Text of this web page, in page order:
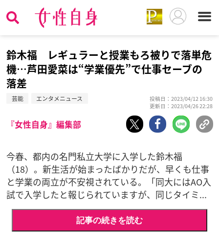
鈴木福 レギュラーと授業もろ被りで落単危
機…芦田愛菜は“学業優先”で仕事セーブの
落差
芸能 エンタメニュース
投稿日：2023/04/12 16:30
更新日：2023/04/26 22:28
『女性自身』編集部
今春、都内の名門私立大学に入学した鈴木福
（18）。新生活が始まったばかりだが、早くも仕事
と学業の両立が不安視されている。「同大にはAO入
試で入学したと報じられていますが、同じタイミ...
記事の続きを読む